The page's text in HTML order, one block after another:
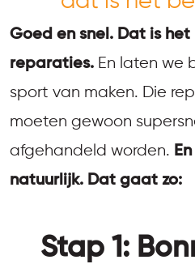
Goed en snel. Dat is
reparaties. En laten we
sport van maken. Die
moeten gewoon
afgehandeld worden.
natuurlijk. Dat gaat zo:
Stap 1: